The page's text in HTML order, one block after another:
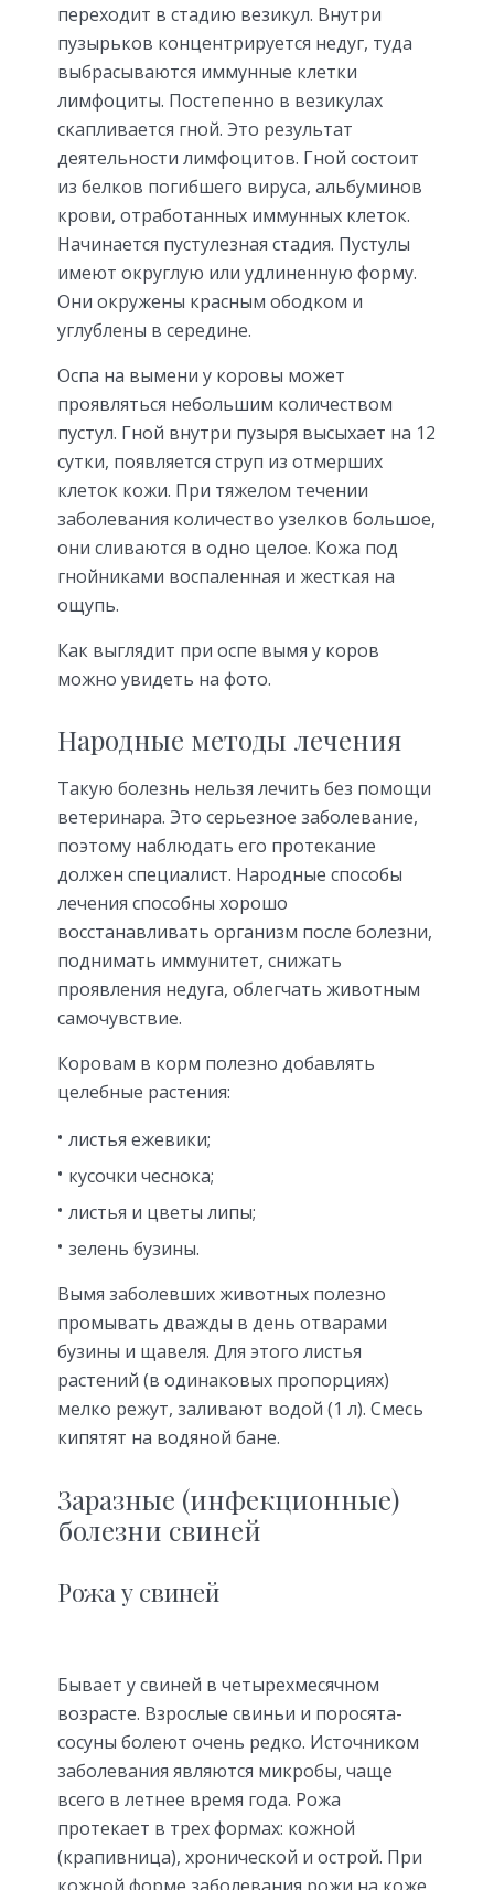
переходит в стадию везикул. Внутри
пузырьков концентрируется недуг, туда
выбрасываются иммунные клетки
лимфоциты. Постепенно в везикулах
скапливается гной. Это результат
деятельности лимфоцитов. Гной состоит
из белков погибшего вируса, альбуминов
крови, отработанных иммунных клеток.
Начинается пустулезная стадия. Пустулы
имеют округлую или удлиненную форму.
Они окружены красным ободком и
углублены в середине.
Оспа на вымени у коровы может
проявляться небольшим количеством
пустул. Гной внутри пузыря высыхает на 12
сутки, появляется струп из отмерших
клеток кожи. При тяжелом течении
заболевания количество узелков большое,
они сливаются в одно целое. Кожа под
гнойниками воспаленная и жесткая на
ощупь.
Как выглядит при оспе вымя у коров
можно увидеть на фото.
Народные методы лечения
Такую болезнь нельзя лечить без помощи
ветеринара. Это серьезное заболевание,
поэтому наблюдать его протекание
должен специалист. Народные способы
лечения способны хорошо
восстанавливать организм после болезни,
поднимать иммунитет, снижать
проявления недуга, облегчать животным
самочувствие.
Коровам в корм полезно добавлять
целебные растения:
листья ежевики;
кусочки чеснока;
листья и цветы липы;
зелень бузины.
Вымя заболевших животных полезно
промывать дважды в день отварами
бузины и щавеля. Для этого листья
растений (в одинаковых пропорциях)
мелко режут, заливают водой (1 л). Смесь
кипятят на водяной бане.
Заразные (инфекционные)
болезни свиней
Рожа у свиней
Бывает у свиней в четырехмесячном
возрасте. Взрослые свиньи и поросята-
сосуны болеют очень редко. Источником
заболевания являются микробы, чаще
всего в летнее время года. Рожа
протекает в трех формах: кожной
(крапивница), хронической и острой. При
кожной форме заболевания рожи на коже